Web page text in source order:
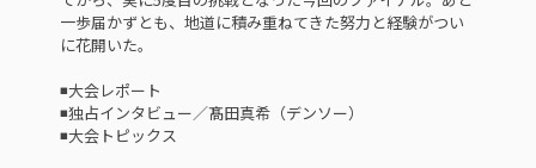
一歩届かずとも、地道に積み重ねてきた努力と経験がつい
に花開いた。
◾️大会レポート
◾️独占インタビュー／髙田真希（デンソー）
◾️大会トピックス